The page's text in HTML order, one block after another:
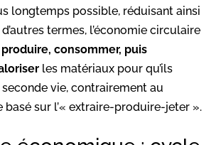
longtemps possible, réduisant ainsi
termes, l’économie circulaire
consommer, puis
les matériaux pour qu’ils
vie, contrairement au
basé sur l’« extraire-produire-jeter ».